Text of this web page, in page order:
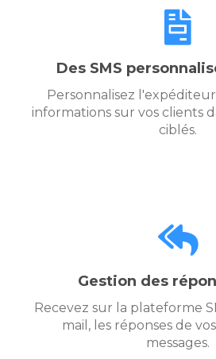
Des SMS
Personnalisez
informations sur vos clients
ciblés.
Gestion des
Recevez sur la plateforme
mail, les réponses de
messages.